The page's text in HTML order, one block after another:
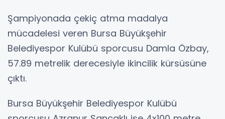
Şampiyonada çekiç atma madalya
mücadelesi veren Bursa Büyükşehir
Belediyespor Kulübü sporcusu Damla Özbay,
57.89 metrelik derecesiyle ikincilik kürsüsüne
çıktı.
Bursa Büyükşehir Belediyespor Kulübü